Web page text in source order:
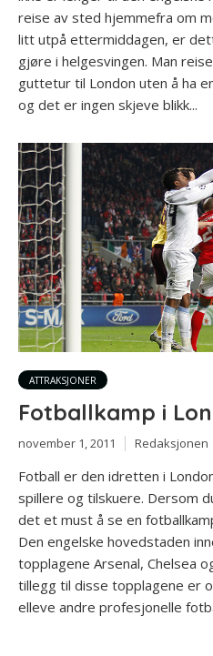
reise av sted hjemmefra om
litt utpå ettermiddagen, er
gjøre i helgesvingen. Man
guttetur til London uten å ha
og det er ingen skjeve blikk...
ATTRAKSJONER
Fotballkamp i
november 1, 2011 Redaksjonen
Fotball er den idretten i
spillere og tilskuere. Dersom
det et must å se en
Den engelske hovedstaden
topplagene Arsenal, Chelsea
tillegg til disse topplagene er
elleve andre profesjonelle